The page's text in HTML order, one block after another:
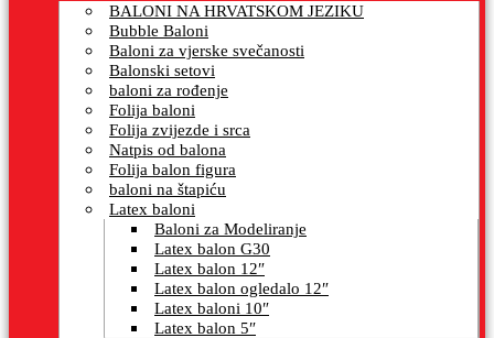
BALONI NA HRVATSKOM JEZIKU
Bubble Baloni
Baloni za vjerske svečanosti
Balonski setovi
baloni za rođenje
Folija baloni
Folija zvijezde i srca
Natpis od balona
Folija balon figura
baloni na štapiću
Latex baloni
Baloni za Modeliranje
Latex balon G30
Latex balon 12″
Latex balon ogledalo 12″
Latex baloni 10″
Latex balon 5″